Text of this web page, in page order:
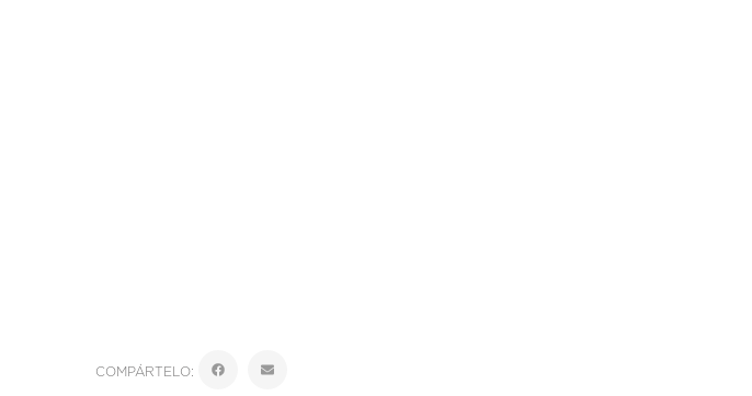
COMPÁRTELO: